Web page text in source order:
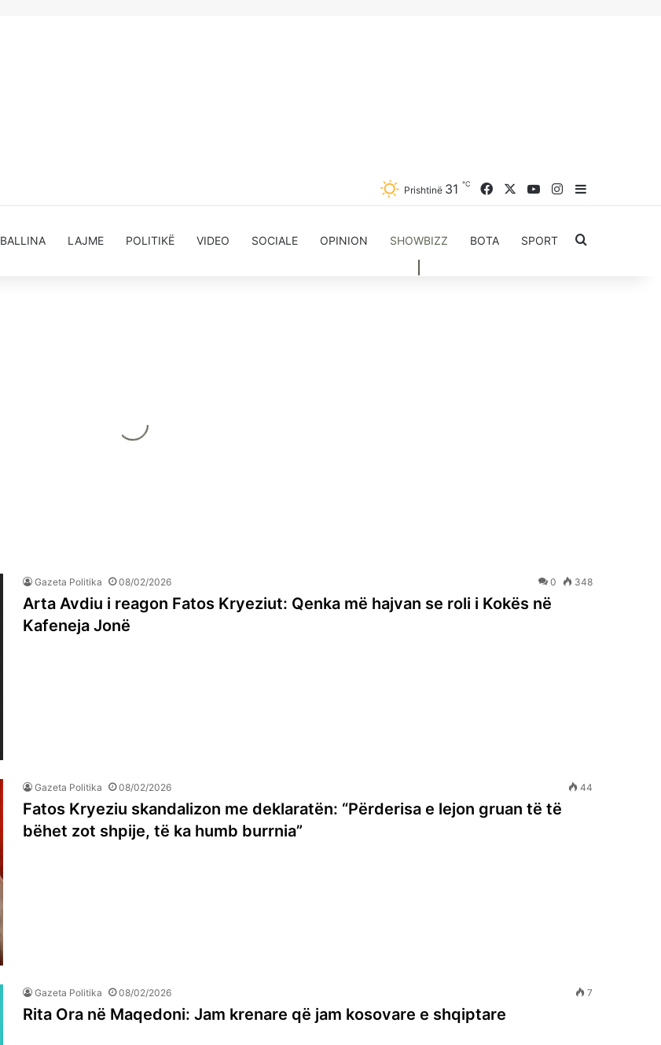
Prishtinë 31 ℃ Facebook YouTubeInstagram
BALLINA LAJME POLITIKË VIDEO SOCIALE OPINION SHOWBIZZ BOTA SPORT Kërkoni
Gazeta Politika 08/02/2026 0 348
Arta Avdiu i reagon Fatos Kryeziut: Qenka më hajvan se roli i Kokës në
Kafeneja Jonë
Gazeta Politika 08/02/2026 44
Fatos Kryeziu skandalizon me deklaratën: “Përderisa e lejon gruan të të
bëhet zot shpije, të ka humb burrnia”
Gazeta Politika 08/02/2026 7
Rita Ora në Maqedoni: Jam krenare që jam kosovare e shqiptare